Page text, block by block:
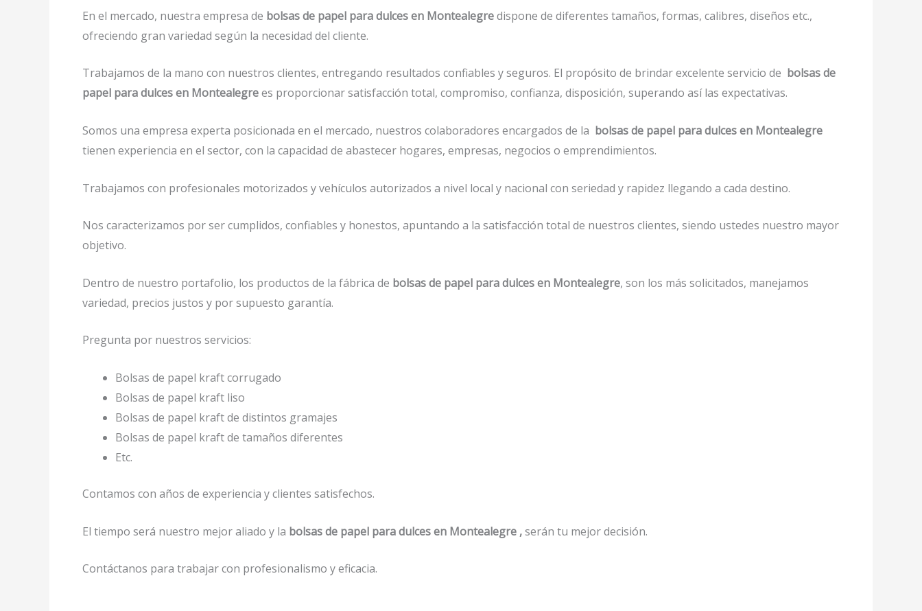
En el mercado, nuestra empresa de bolsas de papel para dulces en Montealegredispone de diferentes tamaños, formas, calibres, diseños etc.,
ofreciendo gran variedad según la necesidad del cliente.
Trabajamos de la mano con nuestros clientes, entregando resultados confiables y seguros. El propósito de brindar excelente servicio de bolsas de
papel para dulces en Montealegrees proporcionar satisfacción total, compromiso, confianza, disposición, superando así las expectativas.
Somos una empresa experta posicionada en el mercado, nuestros colaboradores encargados de la bolsas de papel para dulces en Montealegre
tienen experiencia en el sector, con la capacidad de abastecer hogares, empresas, negocios o emprendimientos.
Trabajamos con profesionales motorizados y vehículos autorizados a nivel local y nacional con seriedad y rapidez llegando a cada destino.
Nos caracterizamos por ser cumplidos, confiables y honestos, apuntando a la satisfacción total de nuestros clientes, siendo ustedes nuestro mayor
objetivo.
Dentro de nuestro portafolio, los productos de la fábrica de bolsas de papel para dulces en Montealegre, son los más solicitados, manejamos
variedad, precios justos y por supuesto garantía.
Pregunta por nuestros servicios:
Bolsas de papel kraft corrugado
Bolsas de papel kraft liso
Bolsas de papel kraft de distintos gramajes
Bolsas de papel kraft de tamaños diferentes
Etc.
Contamos con años de experiencia y clientes satisfechos.
El tiempo será nuestro mejor aliado y la bolsas de papel para dulces en Montealegre ,serán tu mejor decisión.
Contáctanos para trabajar con profesionalismo y eficacia.